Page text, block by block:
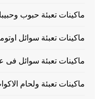
ماكينات تعبئة حبوب
ماكينات تعبئة سوائل
ماكينات تعبئة سوائل فى
ماكينات تعبئة ولحام